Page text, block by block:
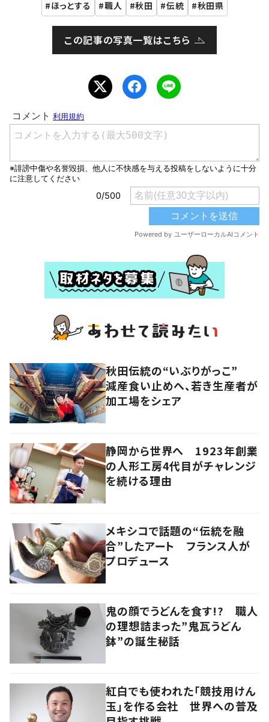
ほっとする 職人 秋田 伝統 秋田県
この記事の写真一覧はこちら
秋田伝統の“いぶりがっこ”
減産食い止めへ、若き生産者が
加工場をシェア
静岡から世界へ 1923年創業
の人形工房4代目がチャレンジ
を続ける理由
メキシコで話題の“伝統を融
合”したアート フランス人が
プロデュース
鬼の顔でうどんを食す!? 職人
の理想詰まった”鬼瓦うどん
鉢”の誕生秘話
紅白でも使われた「競技用けん
玉」を作る会社 世界への普及